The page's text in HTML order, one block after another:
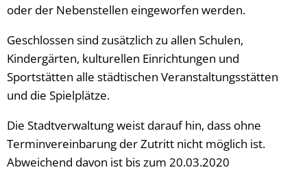
oder der Nebenstellen eingeworfen werden.
Geschlossen sind zusätzlich zu allen Schulen,
Kindergärten, kulturellen Einrichtungen und
Sportstätten alle städtischen Veranstaltungsstätten
und die Spielplätze.
Die Stadtverwaltung weist darauf hin, dass ohne
Terminvereinbarung der Zutritt nicht möglich ist.
Abweichend davon ist bis zum 20.03.2020